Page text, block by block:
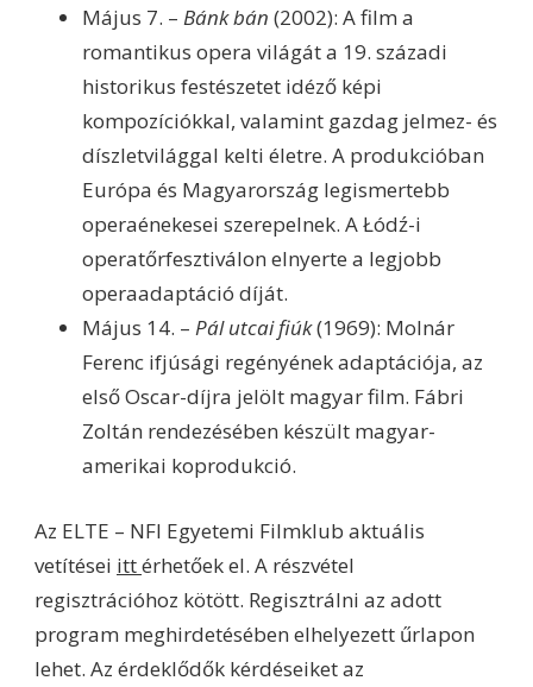
Május 7. – Bánk bán (2002): A film a
romantikus opera világát a 19. századi
historikus festészetet idéző képi
kompozíciókkal, valamint gazdag jelmez- és
díszletvilággal kelti életre. A produkcióban
Európa és Magyarország legismertebb
operaénekesei szerepelnek. A Łódź-i
operatőrfesztiválon elnyerte a legjobb
operaadaptáció díját.
Május 14. – Pál utcai fiúk(1969): Molnár
Ferenc ifjúsági regényének adaptációja, az
első Oscar-díjra jelölt magyar film. Fábri
Zoltán rendezésében készült magyar-
amerikai koprodukció.
Az ELTE – NFI Egyetemi Filmklub aktuális
vetítései ittérhetőek el. A részvétel
regisztrációhoz kötött. Regisztrálni az adott
program meghirdetésében elhelyezett űrlapon
lehet. Az érdeklődők kérdéseiket az